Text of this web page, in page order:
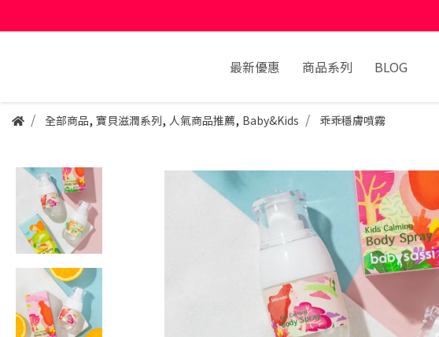
最新優惠 商品系列 BLOG
全部商品, 寶貝滋潤系列, 人氣商品推薦, Baby&Kids 乖乖穩膚噴霧